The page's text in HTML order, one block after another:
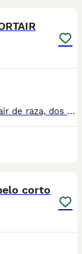
Preciosa camada de gato/as British Shortair de raza, dos machos y tres hembras, con su protocolo sanitario y documentación vigente, vacunas, desparasitaciones internas y externas. Son gatos y gatas, independientes, muy cariñosos, juguetones y criados en ambiente familiar. Precio de 650€ cada uno. Hay dos machos y tres hembras. Foto 1 hembra Fotos de 2-4 macho Fotos 5-7 macho Fotos de 8-10 hembra Fotos de 11-13 hembra Fotos de 14-15 hembra Para más información por llamada o WhatsApp al teléfono 679971075.
corto